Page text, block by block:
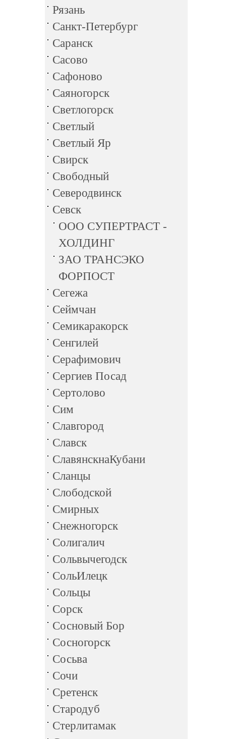
Рязань
Санкт-Петербург
Саранск
Сасово
Сафоново
Саяногорск
Светлогорск
Светлый
Светлый Яр
Свирск
Свободный
Северодвинск
Севск
ООО СУПЕРТРАСТ -
ХОЛДИНГ
ЗАО ТРАНСЭКО
ФОРПОСТ
Сегежа
Сеймчан
Семикаракорск
Сенгилей
Серафимович
Сергиев Посад
Сертолово
Сим
Славгород
Славск
СлавянскнаКубани
Сланцы
Слободской
Смирных
Снежногорск
Солигалич
Сольвычегодск
СольИлецк
Сольцы
Сорск
Сосновый Бор
Сосногорск
Сосьва
Сочи
Сретенск
Стародуб
Стерлитамак